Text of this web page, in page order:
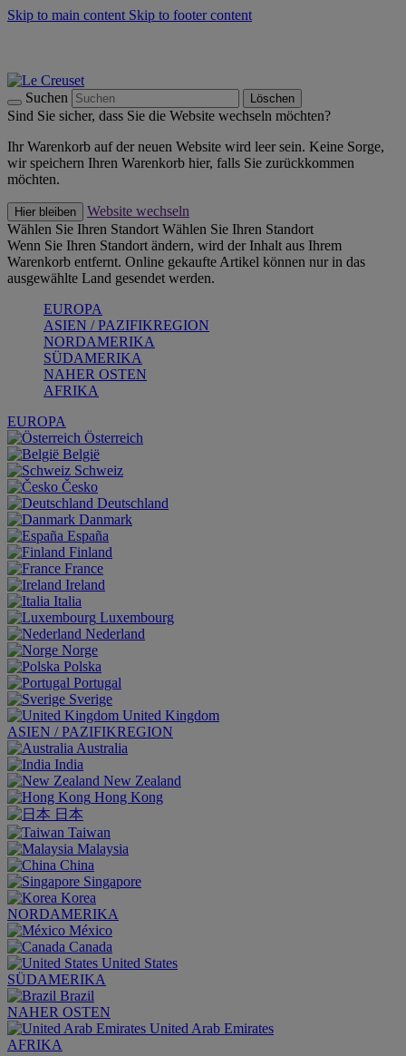
Skip to main content Skip to footer content
Suchen Löschen
Sind Sie sicher, dass Sie die Website wechseln möchten?
Ihr Warenkorb auf der neuen Website wird leer sein. Keine Sorge,
wir speichern Ihren Warenkorb hier, falls Sie zurückkommen
möchten.
Hier bleiben
Website wechseln
Wählen Sie Ihren Standort Wählen Sie Ihren Standort
Wenn Sie Ihren Standort ändern, wird der Inhalt aus Ihrem
Warenkorb entfernt. Online gekaufte Artikel können nur in das
ausgewählte Land gesendet werden.
EUROPA
ASIEN / PAZIFIKREGION
NORDAMERIKA
SÜDAMERIKA
NAHER OSTEN
AFRIKA
EUROPA
Österreich
België
Schweiz
Česko
Deutschland
Danmark
España
Finland
France
Ireland
Italia
Luxembourg
Nederland
Norge
Polska
Portugal
Sverige
United Kingdom
ASIEN / PAZIFIKREGION
Australia
India
New Zealand
Hong Kong
日本
Taiwan
Malaysia
China
Singapore
Korea
NORDAMERIKA
México
Canada
United States
SÜDAMERIKA
Brazil
NAHER OSTEN
United Arab Emirates
AFRIKA